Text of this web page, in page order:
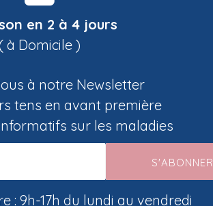
en 2 à 4 jours
à Domicile )
à notre Newsletter
tens en avant première
sur les maladies
S'ABONNER
: 9h-17h du lundi au vendredi